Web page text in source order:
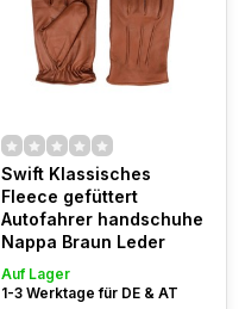
Swift Klassisches
Fleece gefüttert
Autofahrer handschuhe
Nappa Braun Leder
Auf Lager
1-3 Werktage für DE & AT